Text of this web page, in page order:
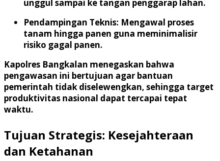
unggul sampai ke tangan penggarap lahan.
Pendampingan Teknis: Mengawal proses
tanam hingga panen guna meminimalisir
risiko gagal panen.
Kapolres Bangkalan menegaskan bahwa
pengawasan ini bertujuan agar bantuan
pemerintah tidak diselewengkan, sehingga target
produktivitas nasional dapat tercapai tepat
waktu.
Tujuan Strategis: Kesejahteraan
dan Ketahanan